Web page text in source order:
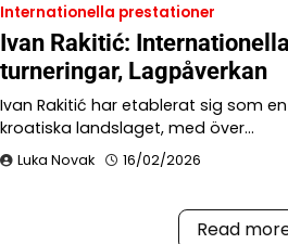
Internationella prestationer
Ivan Rakitić:
turneringar, Lagpåverkan
Ivan Rakitić har etablerat sig som
kroatiska landslaget, med över…
Luka Novak 16/02/2026
Read